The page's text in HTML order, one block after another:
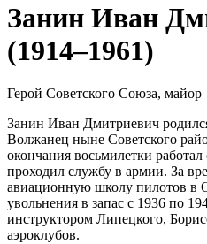
Занин Иван
(1914–1961)
Герой Советского Союза, майор
Занин Иван Дмитриевич
Волжанец ныне Советского
окончания восьмилетки
проходил службу в армии. За
авиационную школу пилотов в
увольнения в запас с 1936 по
инструктором Липецкого,
аэроклубов.